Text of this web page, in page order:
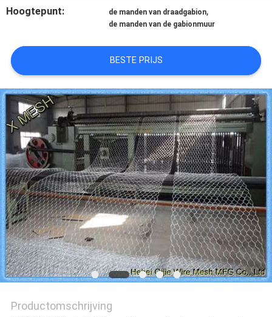
SITEMAP
PRIVACY
POLICY
Hoogtepunt: de manden van draadgabion,
de manden van de gabionmuur
BESTE PRIJS
Productomschrijving